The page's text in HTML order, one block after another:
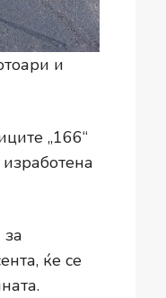
и
„166“
ќе се